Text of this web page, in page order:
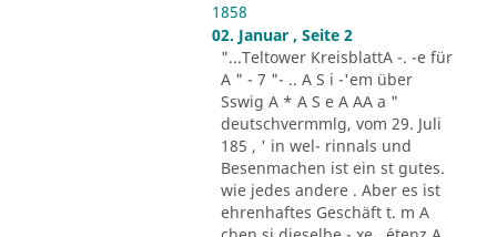
1858
02. Januar , Seite 2
"...Teltower KreisblattA -. -e für
A " - 7 "- .. A S i -'em über
Sswig A * A S e A AA a "
deutschvermmlg, vom 29. Juli
185 , ' in wel- rinnals und
Besenmachen ist ein st gutes.
wie jedes andere . Aber es ist
ehrenhaftes Geschäft t. m A